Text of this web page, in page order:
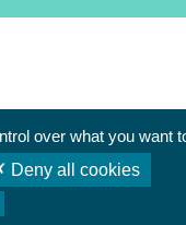
over what you want
Deny all cookies